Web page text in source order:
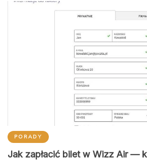
PORADY
Jak zapłacić bilet w Wizz Air —